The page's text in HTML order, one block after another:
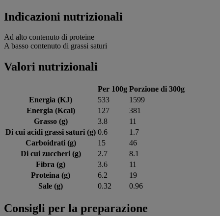
Indicazioni nutrizionali
Ad alto contenuto di proteine
A basso contenuto di grassi saturi
Valori nutrizionali
Per 100g Porzione di 300g
Energia (KJ)
533
1599
Energia (Kcal)
127
381
Grasso (g)
3.8
11
Di cui acidi grassi saturi (g) 0.6
1.7
Carboidrati (g)
15
46
Di cui zuccheri (g)
2.7
8.1
Fibra (g)
3.6
11
Proteina (g)
6.2
19
Sale (g)
0.32 0.96
Consigli per la preparazione